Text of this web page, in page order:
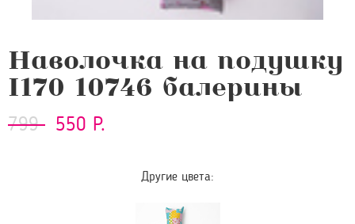
Наволочка на подушку
I170 10746 балерины
799 550 Р.
Другие цвета: